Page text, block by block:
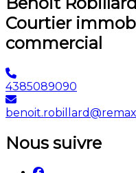
Courtier
commercial
4385089090
Nous suivre